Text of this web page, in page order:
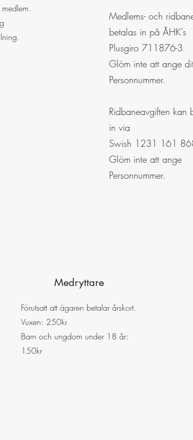
Medlems- och
betalas in på ÅHK's
Plusgiro 711876-3
Glöm inte att ange
Personnummer.
Ridbaneavgiften kan
in via
Swish 1231 161
Glöm inte att ange
Personnummer.
Medryttare
Förutsatt att ägaren betalar årskort.
Vuxen: 250kr
Barn och ungdom under 18 år:
150kr